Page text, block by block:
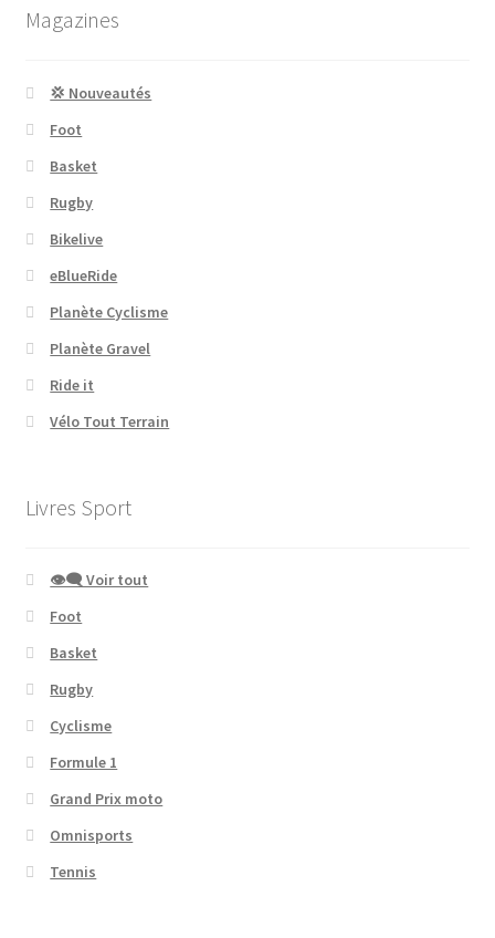
Magazines
💢 Nouveautés
Foot
Basket
Rugby
Bikelive
eBlueRide
Planète Cyclisme
Planète Gravel
Ride it
Vélo Tout Terrain
Livres Sport
👁‍🗨 Voir tout
Foot
Basket
Rugby
Cyclisme
Formule 1
Grand Prix moto
Omnisports
Tennis